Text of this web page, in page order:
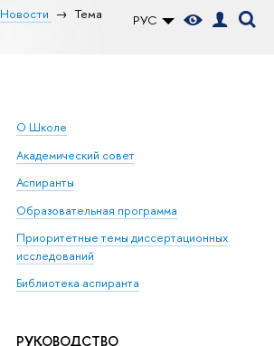
РУС
Новости
Тема
О Школе
Академический совет
Аспиранты
Образовательная программа
Приоритетные темы диссертационных
исследований
Библиотека аспиранта
РУКОВОДСТВО